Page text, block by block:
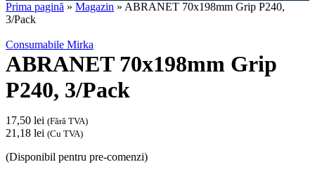
Prima pagină » Magazin » ABRANET 70x198mm Grip P240,
3/Pack
Consumabile Mirka
ABRANET 70x198mm Grip
P240, 3/Pack
17,50 lei (Fără TVA)
21,18 lei (Cu TVA)
(Disponibil pentru pre-comenzi)